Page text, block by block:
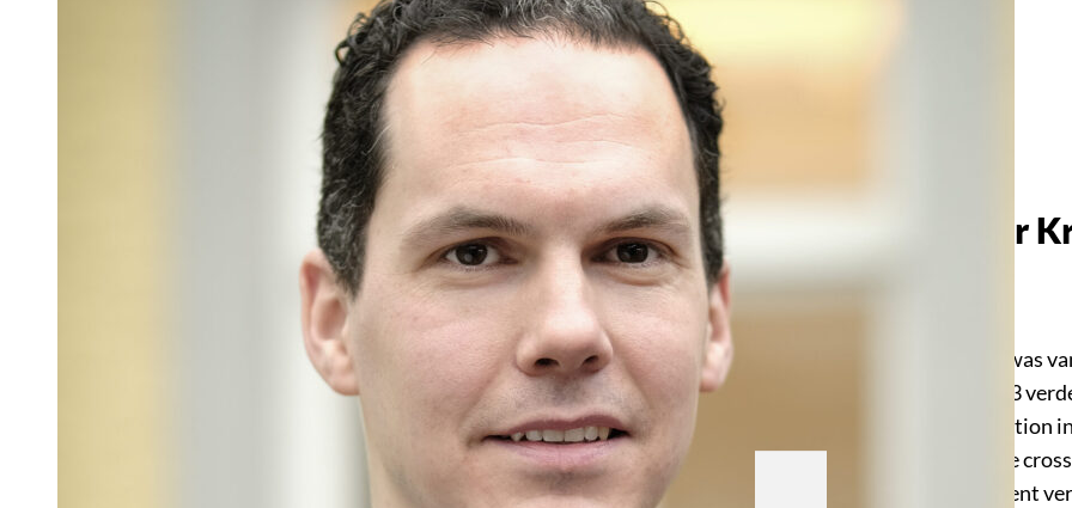
Dr. Sander
Sander Kramer was
8 december 2023
pension information
research into the
universitair docent